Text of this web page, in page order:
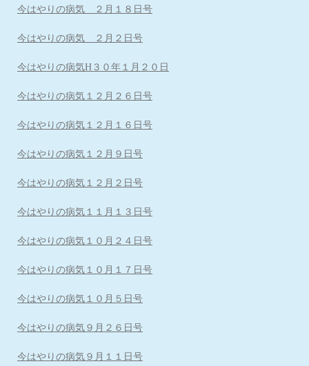
今はやりの病気 ２月１８日号
今はやりの病気 ２月２日号
今はやりの病気H３０年１月２０日
今はやりの病気１２月２６日号
今はやりの病気１２月１６日号
今はやりの病気１２月９日号
今はやりの病気１２月２日号
今はやりの病気１１月１３日号
今はやりの病気１０月２４日号
今はやりの病気１０月１７日号
今はやりの病気１０月５日号
今はやりの病気９月２６日号
今はやりの病気９月１１日号